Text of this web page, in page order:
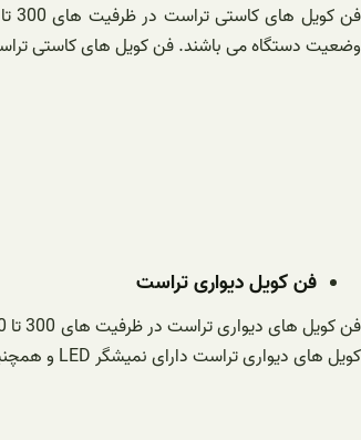
وضعیت دستگاه می باشند. فن کویل های کاستی
فن کویل دیواری تراست
کویل های دیواری تراست دارای نمیشگر LED و همچنین ترموستات دما می باشند که با ریموت کنترل دستی قابل کنترل هستند. فن کویل های دیواری تراست دارای شیر سه راهی برقی و فیترهای پلیمیری می باشند.